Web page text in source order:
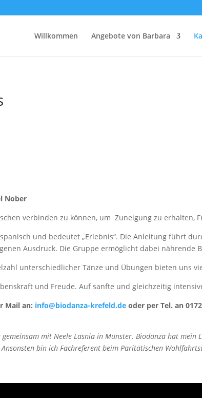
Willkommen Angebote von Barbara
Nober
verbinden zu können, um Zuneigung zu erhalten,
und bedeutet „Erlebnis“. Die Anleitung führt
Ausdruck. Die Gruppe ermöglicht dabei nährende
unterschiedlicher Tänze und Übungen bieten uns
und Freude. Auf sanfte und gleichzeitig
Mail an: info@biodanza-krefeld.de oder per Tel. an
mit Neele Lasnia in Münster. Biodanza hat
bin ich Fachreferent beim Paritätischen